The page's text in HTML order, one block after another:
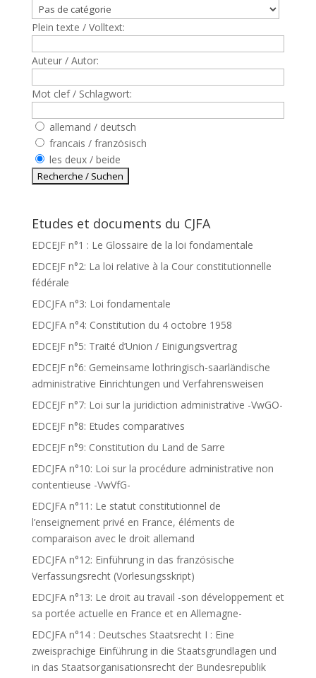
Plein texte / Volltext:
Auteur / Autor:
Mot clef / Schlagwort:
allemand / deutsch
francais / französisch
les deux / beide
Etudes et documents du CJFA
EDCEJF n°1 : Le Glossaire de la loi fondamentale
EDCEJF n°2: La loi relative à la Cour constitutionnelle
fédérale
EDCJFA n°3: Loi fondamentale
EDCJFA n°4: Constitution du 4 octobre 1958
EDCEJF n°5: Traité d’Union / Einigungsvertrag
EDCEJF n°6: Gemeinsame lothringisch-saarländische
administrative Einrichtungen und Verfahrensweisen
EDCEJF n°7: Loi sur la juridiction administrative -VwGO-
EDCEJF n°8: Etudes comparatives
EDCEJF n°9: Constitution du Land de Sarre
EDCJFA n°10: Loi sur la procédure administrative non
contentieuse -VwVfG-
EDCJFA n°11: Le statut constitutionnel de
l’enseignement privé en France, éléments de
comparaison avec le droit allemand
EDCJFA n°12: Einführung in das französische
Verfassungsrecht (Vorlesungsskript)
EDCJFA n°13: Le droit au travail -son développement et
sa portée actuelle en France et en Allemagne-
EDCJFA n°14 : Deutsches Staatsrecht I : Eine
zweisprachige Einführung in die Staatsgrundlagen und
in das Staatsorganisationsrecht der Bundesrepublik